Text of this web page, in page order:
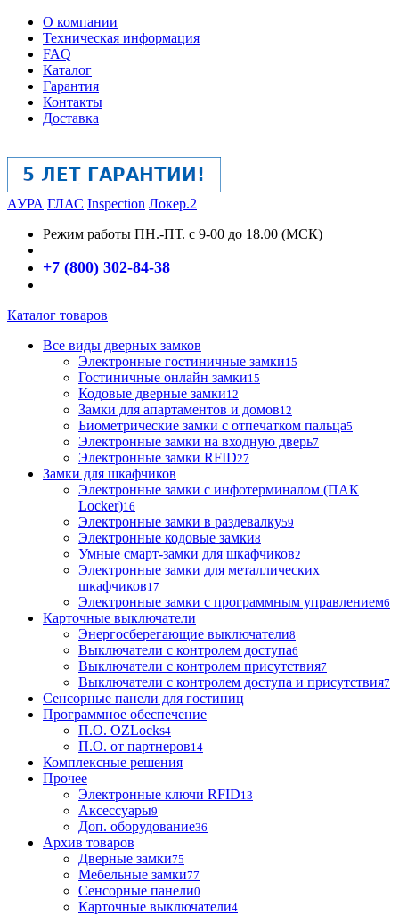
О компании
Техническая информация
FAQ
Каталог
Гарантия
Контакты
Доставка
АУРА ГЛАС Inspection Локер.2
Режим работы ПН.-ПТ. с 9-00 до 18.00 (МСК)
+7 (800) 302-84-38
Каталог товаров
Все виды дверных замков
Электронные гостиничные замки15
Гостиничные онлайн замки15
Кодовые дверные замки12
Замки для апартаментов и домов12
Биометрические замки с отпечатком пальца5
Электронные замки на входную дверь7
Электронные замки RFID27
Замки для шкафчиков
Электронные замки с инфотерминалом (ПАК
Locker)16
Электронные замки в раздевалку59
Электронные кодовые замки8
Умные смарт-замки для шкафчиков2
Электронные замки для металлических
шкафчиков17
Электронные замки с программным управлением6
Карточные выключатели
Энергосберегающие выключатели8
Выключатели с контролем доступа6
Выключатели с контролем присутствия7
Выключатели с контролем доступа и присутствия7
Сенсорные панели для гостиниц
Программное обеспечение
П.О. OZLocks4
П.О. от партнеров14
Комплексные решения
Прочее
Электронные ключи RFID13
Аксессуары9
Доп. оборудование36
Архив товаров
Дверные замки75
Мебельные замки77
Сенсорные панели0
Карточные выключатели4